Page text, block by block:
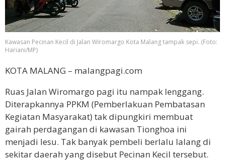
Kawasan Pecinan Kecil di Jalan Wiromargo Kota Malang tampak sepi. (Foto:
Hariani/MP)
KOTA MALANG – malangpagi.com
Ruas Jalan Wiromargo pagi itu nampak lenggang.
Diterapkannya PPKM (Pemberlakuan Pembatasan
Kegiatan Masyarakat) tak dipungkiri membuat
gairah perdagangan di kawasan Tionghoa ini
menjadi lesu. Tak banyak pembeli berlalu lalang di
sekitar daerah yang disebut Pecinan Kecil tersebut.